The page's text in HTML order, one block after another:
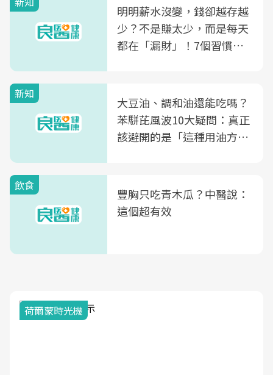
明明薪水沒變，錢卻越存越
少？不是賺太少，而是每天
都在「漏財」！7個習慣一
新知
大豆油、調和油還能吃嗎？
苯駢芘風波10大疑問：真正
該避開的是「這種用油方
飲食
豐胸只吃青木瓜？中醫說：
這個超有效
荷爾蒙時光機